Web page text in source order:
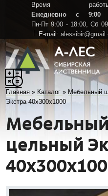
Время
Ежедневно с 9:00
Пн-Пт 9:00 - 18:00, Сб
E-mail:
Главная » Каталог » Мебельный
Экстра 40х300х1000
цельный